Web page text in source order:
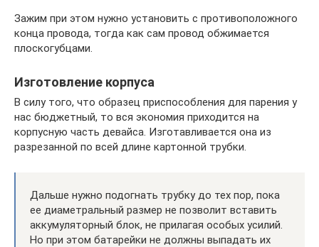
Зажим при этом нужно установить с противоположного
конца провода, тогда как сам провод обжимается
плоскогубцами.
Изготовление корпуса
В силу того, что образец приспособления для парения у
нас бюджетный, то вся экономия приходится на
корпусную часть девайса. Изготавливается она из
разрезанной по всей длине картонной трубки.
Дальше нужно подогнать трубку до тех пор, пока
ее диаметральный размер не позволит вставить
аккумуляторный блок, не прилагая особых усилий.
Но при этом батарейки не должны выпадать их